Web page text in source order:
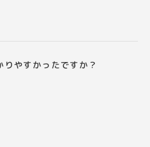
やすかったですか？